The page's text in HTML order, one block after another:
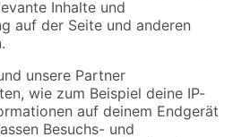
Versandarten